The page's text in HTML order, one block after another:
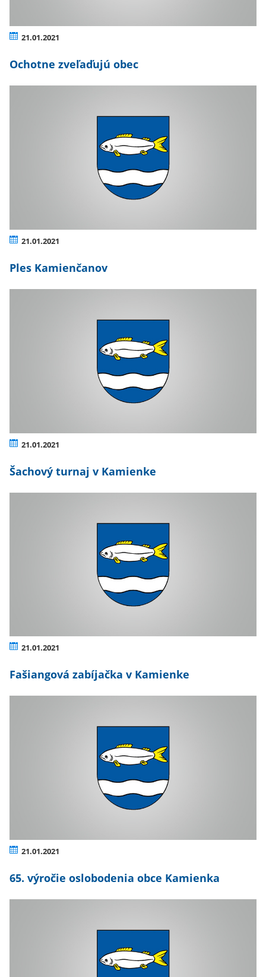
21.01.2021
Ochotne zveľaďujú obec
21.01.2021
Ples Kamienčanov
21.01.2021
Šachový turnaj v Kamienke
21.01.2021
Fašiangová zabíjačka v Kamienke
21.01.2021
65. výročie oslobodenia obce Kamienka